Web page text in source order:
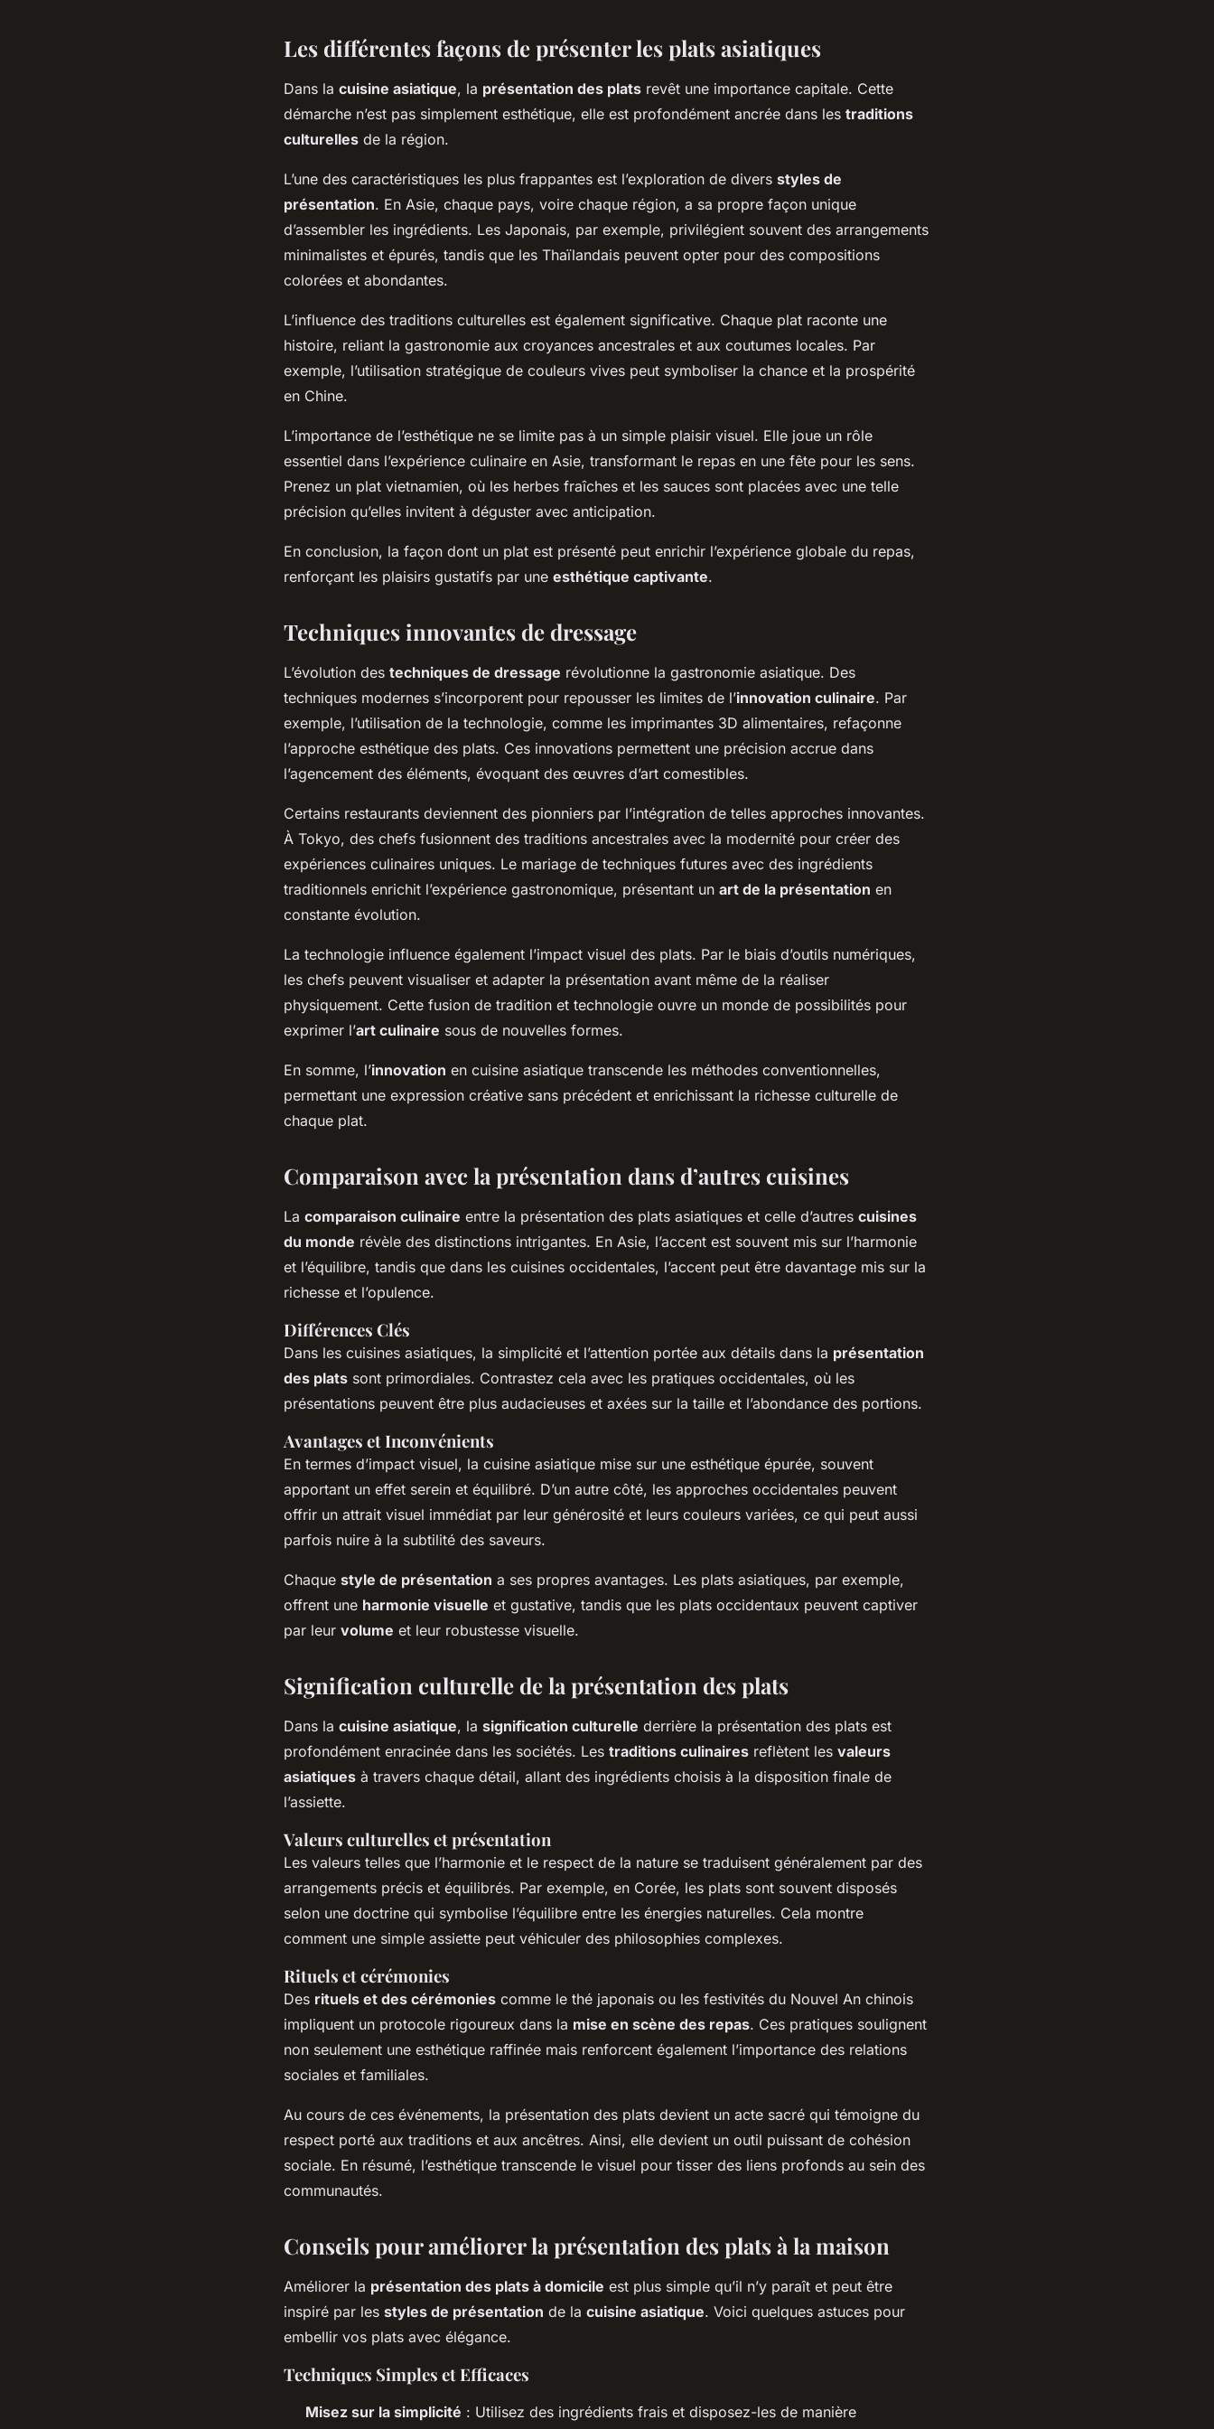
Les différentes façons de présenter les plats asiatiques
Dans la cuisine asiatique, la présentation des plats revêt une importance capitale. Cette
démarche n’est pas simplement esthétique, elle est profondément ancrée dans les traditions
culturelles de la région.
L’une des caractéristiques les plus frappantes est l’exploration de divers styles de
présentation. En Asie, chaque pays, voire chaque région, a sa propre façon unique
d’assembler les ingrédients. Les Japonais, par exemple, privilégient souvent des arrangements
minimalistes et épurés, tandis que les Thaïlandais peuvent opter pour des compositions
colorées et abondantes.
L’influence des traditions culturelles est également significative. Chaque plat raconte une
histoire, reliant la gastronomie aux croyances ancestrales et aux coutumes locales. Par
exemple, l’utilisation stratégique de couleurs vives peut symboliser la chance et la prospérité
en Chine.
L’importance de l’esthétique ne se limite pas à un simple plaisir visuel. Elle joue un rôle
essentiel dans l’expérience culinaire en Asie, transformant le repas en une fête pour les sens.
Prenez un plat vietnamien, où les herbes fraîches et les sauces sont placées avec une telle
précision qu’elles invitent à déguster avec anticipation.
En conclusion, la façon dont un plat est présenté peut enrichir l’expérience globale du repas,
renforçant les plaisirs gustatifs par une esthétique captivante.
Techniques innovantes de dressage
L’évolution des techniques de dressage révolutionne la gastronomie asiatique. Des
techniques modernes s’incorporent pour repousser les limites de l’innovation culinaire. Par
exemple, l’utilisation de la technologie, comme les imprimantes 3D alimentaires, refaçonne
l’approche esthétique des plats. Ces innovations permettent une précision accrue dans
l’agencement des éléments, évoquant des œuvres d’art comestibles.
Certains restaurants deviennent des pionniers par l’intégration de telles approches innovantes.
À Tokyo, des chefs fusionnent des traditions ancestrales avec la modernité pour créer des
expériences culinaires uniques. Le mariage de techniques futures avec des ingrédients
traditionnels enrichit l’expérience gastronomique, présentant un art de la présentation en
constante évolution.
La technologie influence également l’impact visuel des plats. Par le biais d’outils numériques,
les chefs peuvent visualiser et adapter la présentation avant même de la réaliser
physiquement. Cette fusion de tradition et technologie ouvre un monde de possibilités pour
exprimer l’art culinaire sous de nouvelles formes.
En somme, l’innovation en cuisine asiatique transcende les méthodes conventionnelles,
permettant une expression créative sans précédent et enrichissant la richesse culturelle de
chaque plat.
Comparaison avec la présentation dans d’autres cuisines
La comparaison culinaire entre la présentation des plats asiatiques et celle d’autres cuisines
du monde révèle des distinctions intrigantes. En Asie, l’accent est souvent mis sur l’harmonie
et l’équilibre, tandis que dans les cuisines occidentales, l’accent peut être davantage mis sur la
richesse et l’opulence.
Différences Clés
Dans les cuisines asiatiques, la simplicité et l’attention portée aux détails dans la présentation
des plats sont primordiales. Contrastez cela avec les pratiques occidentales, où les
présentations peuvent être plus audacieuses et axées sur la taille et l’abondance des portions.
Avantages et Inconvénients
En termes d’impact visuel, la cuisine asiatique mise sur une esthétique épurée, souvent
apportant un effet serein et équilibré. D’un autre côté, les approches occidentales peuvent
offrir un attrait visuel immédiat par leur générosité et leurs couleurs variées, ce qui peut aussi
parfois nuire à la subtilité des saveurs.
Chaque style de présentation a ses propres avantages. Les plats asiatiques, par exemple,
offrent une harmonie visuelle et gustative, tandis que les plats occidentaux peuvent captiver
par leur volume et leur robustesse visuelle.
Signification culturelle de la présentation des plats
Dans la cuisine asiatique, la signification culturelle derrière la présentation des plats est
profondément enracinée dans les sociétés. Les traditions culinaires reflètent les valeurs
asiatiques à travers chaque détail, allant des ingrédients choisis à la disposition finale de
l’assiette.
Valeurs culturelles et présentation
Les valeurs telles que l’harmonie et le respect de la nature se traduisent généralement par des
arrangements précis et équilibrés. Par exemple, en Corée, les plats sont souvent disposés
selon une doctrine qui symbolise l’équilibre entre les énergies naturelles. Cela montre
comment une simple assiette peut véhiculer des philosophies complexes.
Rituels et cérémonies
Des rituels et des cérémonies comme le thé japonais ou les festivités du Nouvel An chinois
impliquent un protocole rigoureux dans la mise en scène des repas. Ces pratiques soulignent
non seulement une esthétique raffinée mais renforcent également l’importance des relations
sociales et familiales.
Au cours de ces événements, la présentation des plats devient un acte sacré qui témoigne du
respect porté aux traditions et aux ancêtres. Ainsi, elle devient un outil puissant de cohésion
sociale. En résumé, l’esthétique transcende le visuel pour tisser des liens profonds au sein des
communautés.
Conseils pour améliorer la présentation des plats à la maison
Améliorer la présentation des plats à domicile est plus simple qu’il n’y paraît et peut être
inspiré par les styles de présentation de la cuisine asiatique. Voici quelques astuces pour
embellir vos plats avec élégance.
Techniques Simples et Efficaces
Misez sur la simplicité : Utilisez des ingrédients frais et disposez-les de manière